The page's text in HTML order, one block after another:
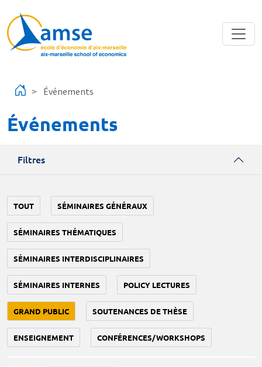
Événements
Événements
Filtres
TOUT SÉMINAIRES GÉNÉRAUX
SÉMINAIRES THÉMATIQUES
SÉMINAIRES INTERDISCIPLINAIRES
SÉMINAIRES INTERNES POLICY LECTURES
GRAND PUBLIC SOUTENANCES DE THÈSE
ENSEIGNEMENT CONFÉRENCES/WORKSHOPS